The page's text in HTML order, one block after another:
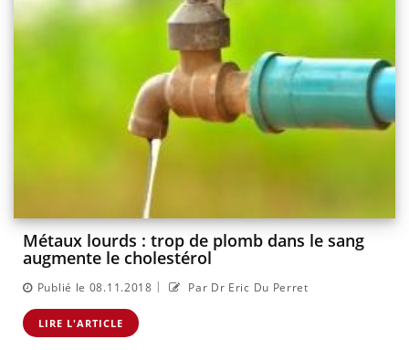
Métaux lourds : trop de plomb dans le sang
augmente le cholestérol
Publié le 08.11.2018 | Par Dr Eric Du Perret
LIRE L'ARTICLE